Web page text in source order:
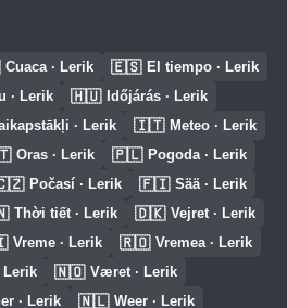
Cuaca · Lerik 🇪🇸 El tiempo · Lerik
· Lerik 🇭🇺 Időjárás · Lerik
· Lerik 🇮🇹 Meteo · Lerik
Oras · Lerik 🇵🇱 Pogoda · Lerik
Počasí · Lerik 🇫🇮 Sää · Lerik
Thời tiết · Lerik 🇩🇰 Vejret · Lerik
Vreme · Lerik 🇷🇴 Vremea · Lerik
Lerik 🇳🇴 Været · Lerik
· Lerik 🇳🇱 Weer · Lerik